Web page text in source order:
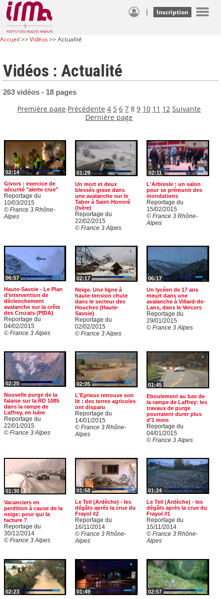
| Inscription
Accueil >>Vidéos>> Actualité
Vidéos : Actualité
263 vidéos - 18 pages
Première page Précédente 4 5 6 7 8 9 10 11 12 Suivante
Dernière page
02:14
Givors : exercice de
sécurité "alerte crue"
Reportage du
10/03/2015
© France 3 Rhône-
Alpes
01:29
Un mort et deux
blessés grave dans
une avalanche sur le
Tabor à Saint-Honoré
(Isère)
Reportage du
22/02/2015
© France 3 Alpes
02:11
L'Arbresle : un salon
pour se prémunir des
inondations
Reportage du
15/02/2015
© France 3 Rhône-
Alpes
06:57
Haute-Savoie - Le Plan
d'intervention de
déclenchement
avalanche sur la crête
des Crozats (PIDA)
Reportage du
04/02/2015
© France 3 Alpes
02:17
Neige. Une ligne à
haute-tension chute
dans le secteur des
Houches (Haute-
Savoie)
Reportage du
02/02/2015
© France 3 Alpes
06:17
Un lycéen de 17 ans
meurt dans une
avalanche à Villard-de-
Lans, dans le Vercors
Reportage du
29/01/2015
© France 3 Alpes
02:20
Nouvelle purge de la
falaise sur la RD 1085
dans la rampe de
Laffrey, en Isère
Reportage du
22/01/2015
© France 3 Alpes
02:05
L'Eyrieux retrouve son
lit : des terres agricoles
ont disparu
Reportage du
14/01/2015
© France 3 Rhône-
Alpes
01:45
Eboulement au bas de
la rampe de Laffrey: les
travaux de purge
pourraient durer plus
d'1 mois
Reportage du
04/01/2015
© France 3 Alpes
01:30
Vacanciers en
perdition à cause de la
neige: pour qui la
facture ?
Reportage du
30/12/2014
© France 3 Alpes
01:58
Le Teil (Ardèche) - les
dégâts après la crue du
Frayol #2
Reportage du
16/11/2014
© France 3 Rhône-
Alpes
01:24
Le Teil (Ardèche) - les
dégâts après la crue du
Frayol #1
Reportage du
15/11/2014
© France 3 Rhône-
Alpes
02:23
01:49
02:57